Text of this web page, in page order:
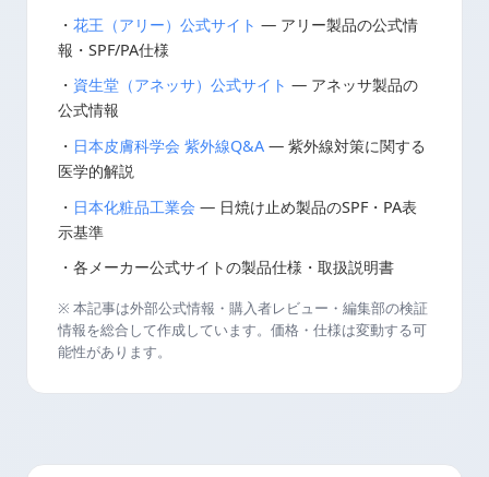
・ 花王（アリー）公式サイト — アリー製品の公式情
報・SPF/PA仕様
・ 資生堂（アネッサ）公式サイト — アネッサ製品の
公式情報
・ 日本皮膚科学会 紫外線Q&A — 紫外線対策に関する
医学的解説
・ 日本化粧品工業会 — 日焼け止め製品のSPF・PA表
示基準
・各メーカー公式サイトの製品仕様・取扱説明書
※ 本記事は外部公式情報・購入者レビュー・編集部の検証
情報を総合して作成しています。価格・仕様は変動する可
能性があります。